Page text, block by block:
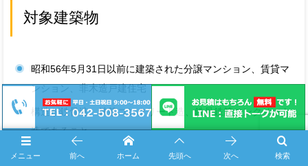
対象建築物
昭和56年5月31日以前に建築された分譲マンション、賃貸マ
ンション、非木造戸建住宅
構造が鉄骨造、鉄筋コンクリート造、鉄骨鉄筋コンクリート
造であること
メニュー 検索
前へ ホーム 先頭へ 次へ